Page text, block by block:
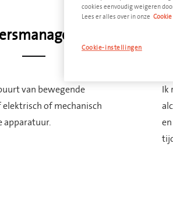
van bewegende
of mechanisch
apparatuur.
Ik
cookies eenvoudig weigeren
Lees er alles over in onze Cookie
Cookie-instellingen